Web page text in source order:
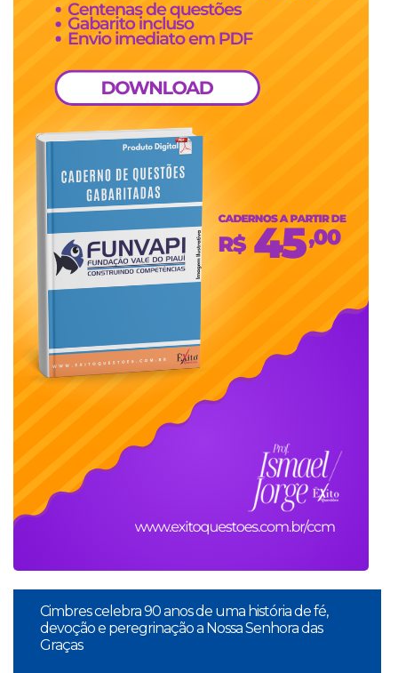
Cimbres celebra 90 anos de uma história de fé,
devoção e peregrinação a Nossa Senhora das
Graças